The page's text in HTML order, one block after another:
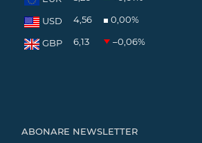
USD 4,56 0,00%
GBP 6,13 –0,06%
ABONARE NEWSLETTER